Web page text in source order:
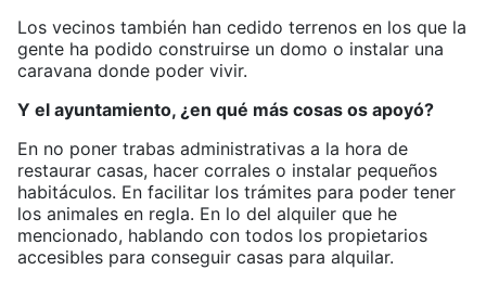
Los vecinos también han cedido terrenos en los que la
gente ha podido construirse un domo o instalar una
caravana donde poder vivir.
Y el ayuntamiento, ¿en qué más cosas os apoyó?
En no poner trabas administrativas a la hora de
restaurar casas, hacer corrales o instalar pequeños
habitáculos. En facilitar los trámites para poder tener
los animales en regla. En lo del alquiler que he
mencionado, hablando con todos los propietarios
accesibles para conseguir casas para alquilar.